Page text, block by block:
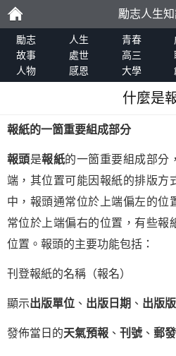
勵
志
勵志人生
勵志 人生 青春
故事
處世 高三
人物
感恩 大學
什麼是
報紙的一箇重要組成部分
報頭是報紙的一箇重要組成部分
端，其位置可能因報紙的排版方
中，報頭通常位於上端偏左的位
常位於上端偏右的位置，有些報
位置。報頭的主要功能包括：
刊登報紙的名稱（報名）
顯示出版單位 、 出版日期 、 出版
發佈當日的天氣預報 、 刊號 、 郵